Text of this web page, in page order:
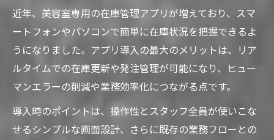
近年、美容室専用の在庫管理アプリが増えており、スマ
ートフォンやパソコンで簡単に在庫状況を把握できるよ
うになりました。アプリ導入の最大のメリットは、リア
ルタイムでの在庫更新や発注管理が可能になり、ヒュー
マンエラーの削減や業務効率化につながる点です。
導入時のポイントは、操作性とスタッフ全員が使いこな
せるシンプルな画面設計、さらに既存の業務フローとの